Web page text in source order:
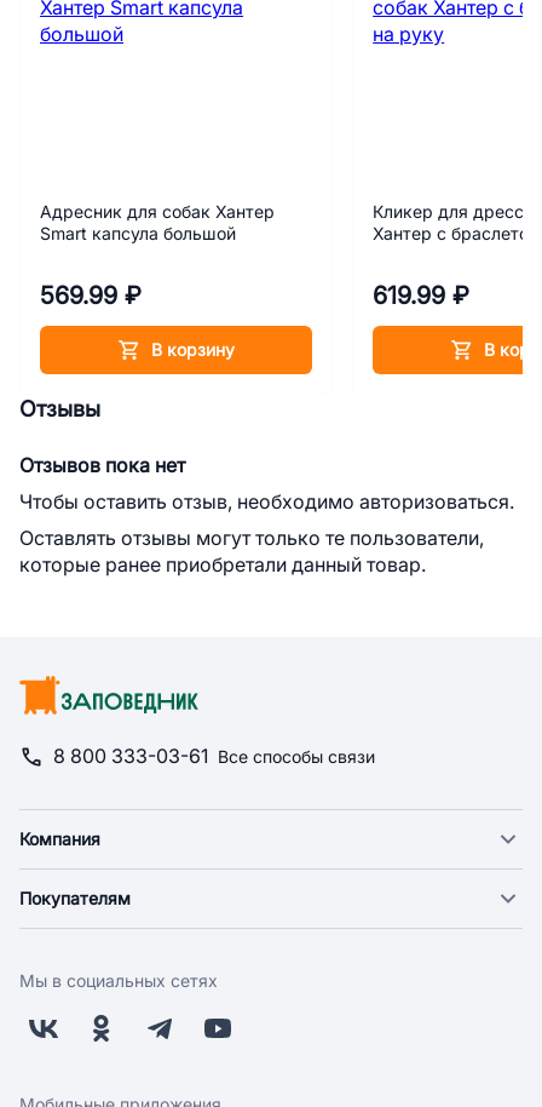
Адресник для собак Хантер
Smart капсула большой
569.99 ₽
В корзину
Кликер для
Хантер с
619.99 ₽
В
Отзывы
Отзывов пока нет
Чтобы оставить отзыв, необходимо авторизоваться.
Оставлять отзывы могут только те пользователи,
которые ранее приобретали данный товар.
8 800 333-03-61 Все способы связи
Компания
Новости
Поставщикам
Заводчикам
Обратная связь
Покупателям
Оплата
Бонусная программа
Скидки и акции
Мы в социальных сетях